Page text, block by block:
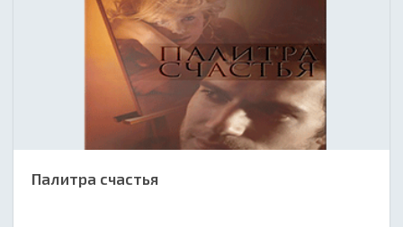
Палитра счастья